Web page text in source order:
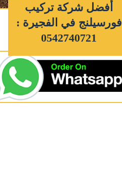
أفضل شركة تركيب
فورسيلنج في الفجيرة :
0542740721